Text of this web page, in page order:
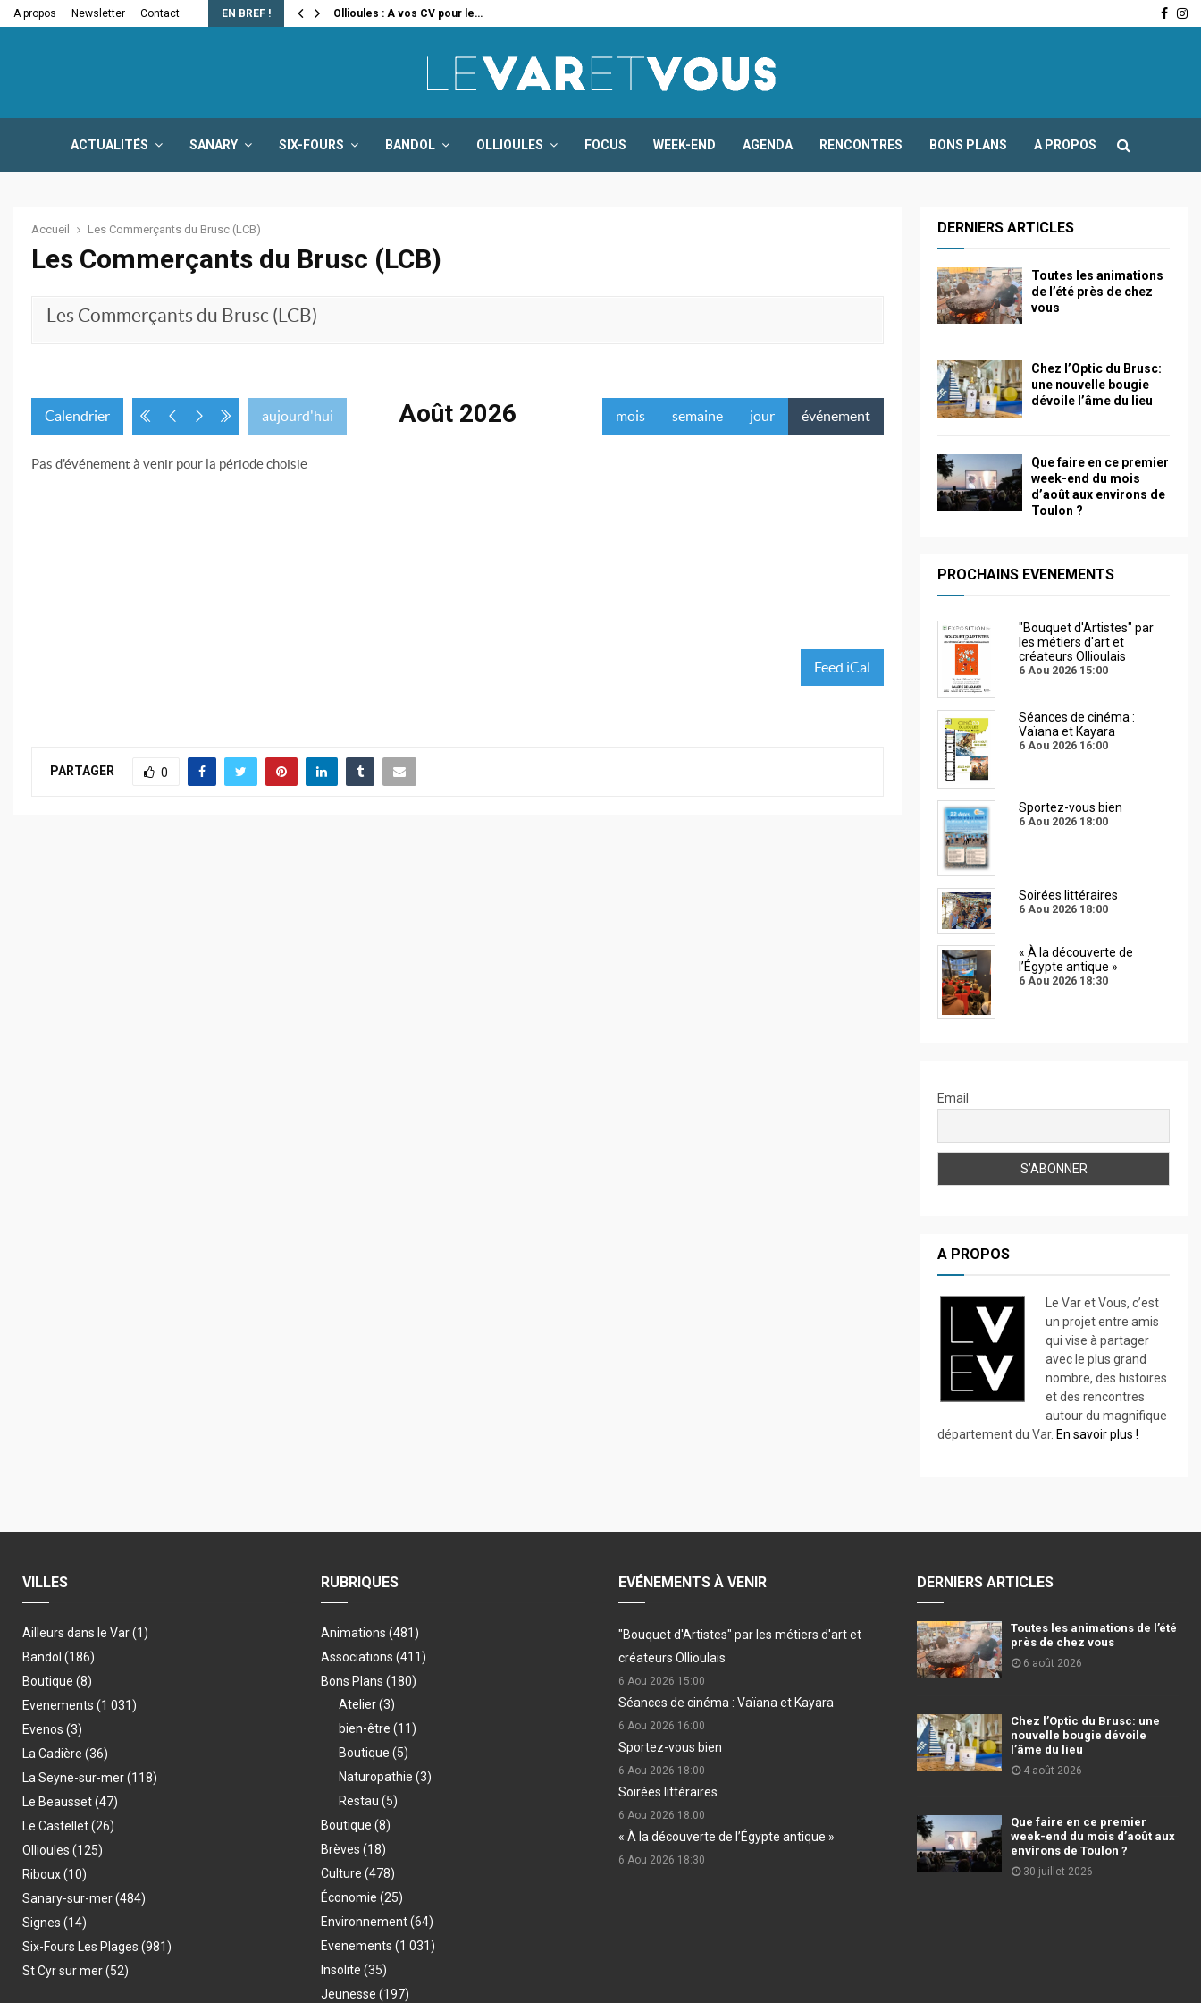
A propos Newsletter Contact EN BREF !
la fermeture… Ollioules : A vos CV pour le…
ACTUALITÉS SANARY SIX-FOURS BANDOL OLLIOULES FOCUS WEEK-END AGENDA RENCONTRES BONS PLANS A PROPOS
Accueil Les Commerçants du Brusc (LCB)
Les Commerçants du Brusc (LCB)
Les Commerçants du Brusc (LCB)
Août 2026
Calendrier aujourd'hui mois semaine jour événement
Pas d'événement à venir pour la période choisie
Feed iCal
PARTAGER 0
DERNIERS ARTICLES
Toutes les animations
de l’été près de chez
vous
Chez l’Optic du Brusc:
une nouvelle bougie
dévoile l’âme du lieu
Que faire en ce premier
week-end du mois
d’août aux environs de
Toulon ?
PROCHAINS EVENEMENTS
"Bouquet d'Artistes" par
les métiers d'art et
créateurs Ollioulais
6 Aou 2026 15:00
Séances de cinéma :
Vaïana et Kayara
6 Aou 2026 16:00
Sportez-vous bien
6 Aou 2026 18:00
Soirées littéraires
6 Aou 2026 18:00
« À la découverte de
l’Égypte antique »
6 Aou 2026 18:30
Email
A PROPOS
Le Var et Vous, c’est
un projet entre amis
qui vise à partager
avec le plus grand
nombre, des histoires
et des rencontres
autour du magnifique
département du Var. En savoir plus !
VILLES
Ailleurs dans le Var(1)
Bandol (186)
Boutique (8)
Evenements (1 031)
Evenos (3)
La Cadière (36)
La Seyne-sur-mer(118)
Le Beausset(47)
Le Castellet(26)
Ollioules (125)
Riboux(10)
Sanary-sur-mer(484)
Signes (14)
Six-Fours Les Plages (981)
St Cyr sur mer(52)
RUBRIQUES
Animations (481)
Associations (411)
Bons Plans (180)
Atelier(3)
bien-être (11)
Boutique (5)
Naturopathie (3)
Restau (5)
Boutique (8)
Brèves (18)
Culture (478)
Économie (25)
Environnement(64)
Evenements (1 031)
Insolite (35)
Jeunesse (197)
EVÉNEMENTS À VENIR
"Bouquet d'Artistes" par les métiers d'art et
créateurs Ollioulais
6 Aou 2026 15:00
Séances de cinéma : Vaïana et Kayara
6 Aou 2026 16:00
Sportez-vous bien
6 Aou 2026 18:00
Soirées littéraires
6 Aou 2026 18:00
« À la découverte de l’Égypte antique »
6 Aou 2026 18:30
DERNIERS ARTICLES
Toutes les animations de l’été
près de chez vous
6 août 2026
Chez l’Optic du Brusc: une
nouvelle bougie dévoile
l’âme du lieu
4 août 2026
Que faire en ce premier
week-end du mois d’août aux
environs de Toulon ?
30 juillet 2026